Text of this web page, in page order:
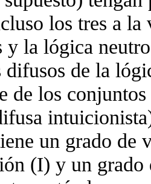
los tres a la
y la lógica
de la
de los
un grado de
(I) y un